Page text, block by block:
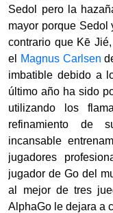
Sedol pero la
mayor porque Sedol
contrario que Kē
el
Magnus Carlsen
imbatible debido a
último año ha sido
utilizando los
refinamiento de
incansable
jugadores
jugador de Go del
al mejor de tres
AlphaGo le dejara a